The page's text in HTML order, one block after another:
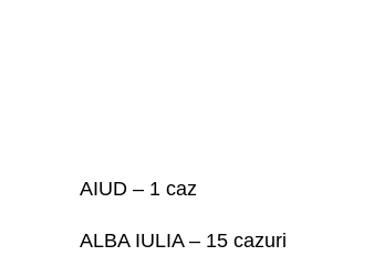
AIUD – 1 caz
ALBA IULIA – 15 cazuri